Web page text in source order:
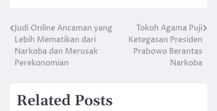
Post
navigation
Judi Online Ancaman yang
Lebih Mematikan dari
Narkoba dan Merusak
Perekonomian
Tokoh Agama Puji
Ketegasan Presiden
Prabowo Berantas
Narkoba
Related Posts